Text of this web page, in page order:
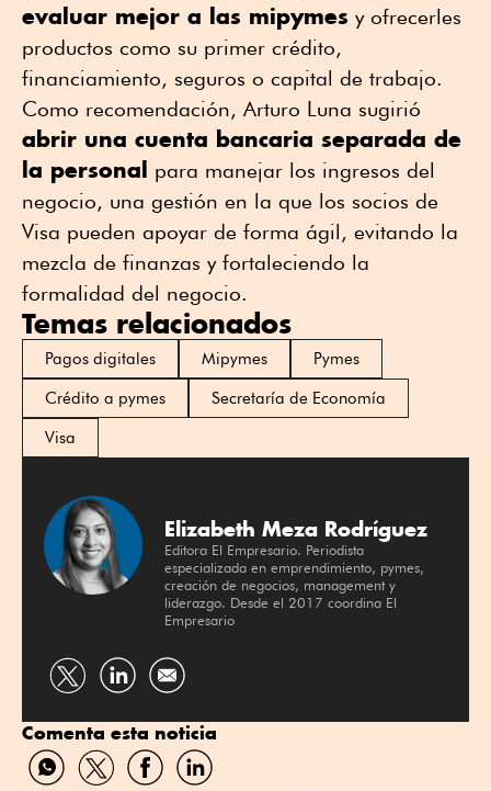
evaluar mejor a las mipymes y ofrecerles
productos como su primer crédito,
financiamiento, seguros o capital de trabajo.
Como recomendación, Arturo Luna sugirió
abrir una cuenta bancaria separada de
la personal para manejar los ingresos del
negocio, una gestión en la que los socios de
Visa pueden apoyar de forma ágil, evitando la
mezcla de finanzas y fortaleciendo la
formalidad del negocio.
Temas relacionados
Pagos digitales Mipymes
Pymes
Crédito a pymes
Secretaría de Economía
Visa
Elizabeth Meza Rodríguez
Editora El Empresario. Periodista
especializada en emprendimiento, pymes,
creación de negocios, management y
liderazgo. Desde el 2017 coordina El
Empresario
Compartir
Twitter
Compartir
Linkedin
Comenta esta noticia
CompartirCompartirCompartirCompartir